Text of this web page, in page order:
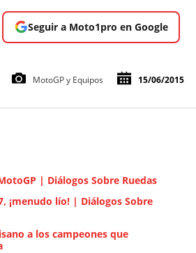
Seguir a Moto1pro en Google
MotoGP y Equipos 15/06/2015
| Diálogos Sobre Ruedas
¡menudo lío! | Diálogos Sobre
a los campeones que